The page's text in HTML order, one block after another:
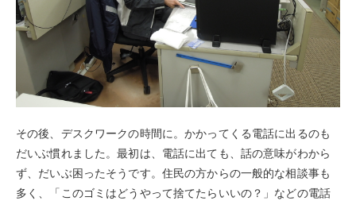
その後、デスクワークの時間に。かかってくる電話に出るのも
だいぶ慣れました。最初は、電話に出ても、話の意味がわから
ず、だいぶ困ったそうです。住民の方からの一般的な相談事も
多く、「このゴミはどうやって捨てたらいいの？」などの電話